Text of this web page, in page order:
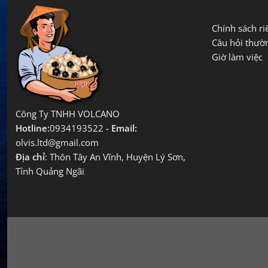
Công Ty TNHH VOLCANO
Hotline:0934193522 - Email:
olvis.ltd@gmail.com
Địa chỉ: Thôn Tây An Vĩnh, Huyện Lý Sơn,
Tỉnh Quảng Ngãi
Chính sách
Câu hỏi
Giờ làm việc